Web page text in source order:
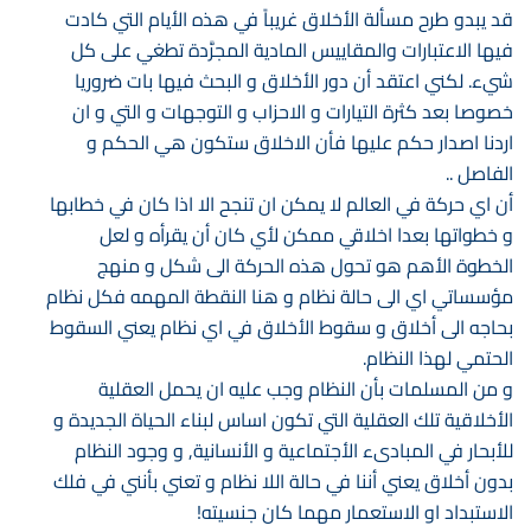
قد يبدو طرح مسألة الأخلاق غريباً في هذه الأيام التي كادت
فيها الاعتبارات والمقاييس المادية المجرَّدة تطغي على كل
شيء. لكني اعتقد أن دور الأخلاق و البحث فيها بات ضروريا
خصوصا بعد كثرة التيارات و الاحزاب و التوجهات و التي و ان
اردنا اصدار حكم عليها فأن الاخلاق ستكون هي الحكم و
الفاصل ..
أن اي حركة في العالم لا يمكن ان تنجح الا اذا كان في خطابها
و خطواتها بعدا اخلاقي ممكن لأي كان أن يقرأه و لعل
الخطوة الأهم هو تحول هذه الحركة الى شكل و منهج
مؤسساتي اي الى حالة نظام و هنا النقطة المهمه فكل نظام
بحاجه الى أخلاق و سقوط الأخلاق في اي نظام يعني السقوط
الحتمي لهذا النظام.
و من المسلمات بأن النظام وجب عليه ان يحمل العقلية
الأخلاقية تلك العقلية التي تكون اساس لبناء الحياة الجديدة و
للأبحار في المبادىء الأجتماعية و الأنسانية, و وجود النظام
بدون أخلاق يعني أننا في حالة اللا نظام و تعني بأنني في فلك
الاستبداد او الاستعمار مهما كان جنسيته!